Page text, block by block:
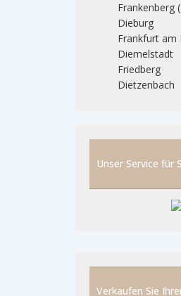
Frankenberg
Dieburg
Frankfurt am
Diemelstadt
Friedberg
Dietzenbach
Unser Service für
Verkaufen Sie